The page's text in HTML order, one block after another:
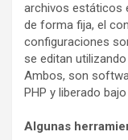
archivos estáticos
de forma fija, el
configuraciones
se editan
Ambos, son
PHP y liberado
Algunas